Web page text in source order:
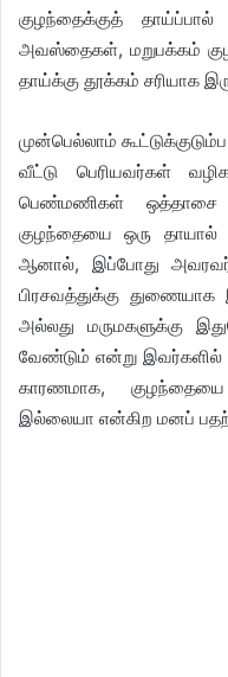
குழந்தைக்குத்
அவஸ்தைகள், மறுபக்கம்
தாய்க்கு தூக்கம் சரியாக
முன்பெல்லாம்
வீட்டு பெரியவர்கள்
பெண்மணிகள் ஒத்தாசை
குழந்தையை ஒரு தாயால்
ஆனால், இப்போது அவரவர்
பிரசவத்துக்கு துணையாக
அல்லது மருமகளுக்கு
வேண்டும் என்று இவர்களில்
காரணமாக, குழந்தையை
இல்லையா என்கிற மனப்